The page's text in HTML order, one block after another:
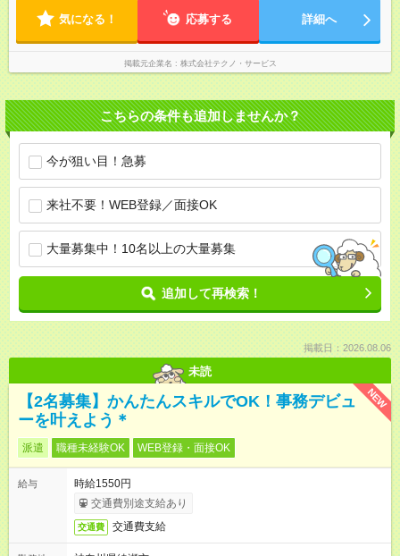
気になる！ 応募する 詳細へ
掲載元企業名 株式会社テクノ・サービス
こちらの条件も追加しませんか？
今が狙い目！急募
来社不要！WEB登録／面接OK
大量募集中！10名以上の大量募集
追加して再検索！
掲載日：2026.08.06
未読
NEW
【2名募集】かんたんスキルでOK！事務デビュ
ーを叶えよう＊
派遣 職種未経験OK WEB登録・面接OK
給与
時給1550円
交通費別途支給あり
交通費 交通費支給